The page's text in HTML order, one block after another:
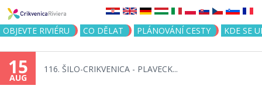
Jump to navigation
OBJEVTE RIVIÉRU CO DĚLAT PLÁNOVÁNÍ CESTY KDE SE
15
AUG
116. ŠILO-CRIKVENICA - PLAVECK...